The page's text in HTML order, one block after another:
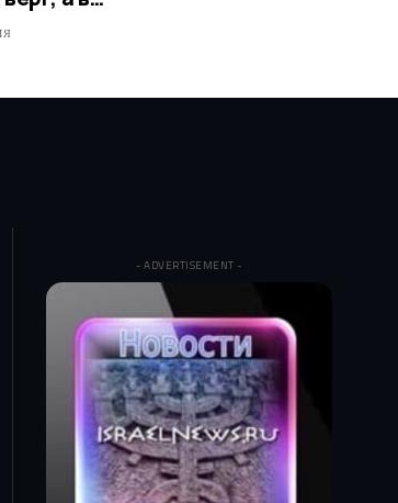
- ADVERTISEMENT -